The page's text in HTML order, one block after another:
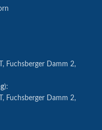
Fuchsberger Damm 2,
):
Fuchsberger Damm 2,